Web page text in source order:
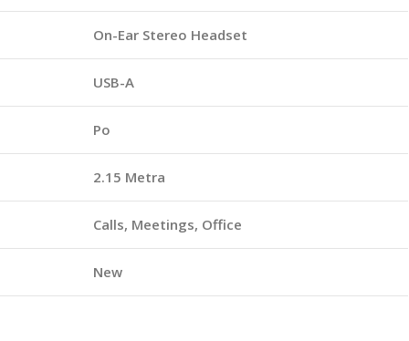
On-Ear Stereo Headset
USB-A
Po
2.15 Metra
Calls, Meetings, Office
New